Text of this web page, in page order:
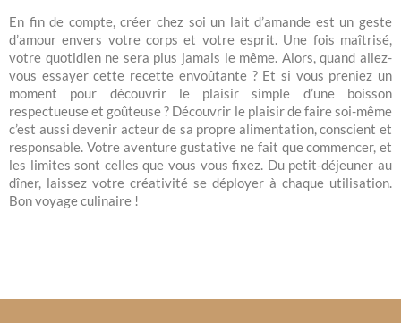
En fin de compte, créer chez soi un lait d’amande est un geste
d’amour envers votre corps et votre esprit. Une fois maîtrisé,
votre quotidien ne sera plus jamais le même. Alors, quand allez-
vous essayer cette recette envoûtante ? Et si vous preniez un
moment pour découvrir le plaisir simple d’une boisson
respectueuse et goûteuse ? Découvrir le plaisir de faire soi-même
c’est aussi devenir acteur de sa propre alimentation, conscient et
responsable. Votre aventure gustative ne fait que commencer, et
les limites sont celles que vous vous fixez. Du petit-déjeuner au
dîner, laissez votre créativité se déployer à chaque utilisation.
Bon voyage culinaire !